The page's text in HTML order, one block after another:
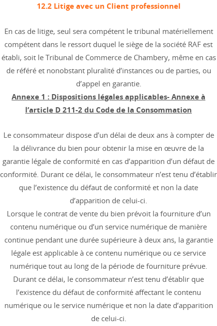
12.2 Litige avec un Client professionnel
En cas de litige, seul sera compétent le tribunal matériellement
compétent dans le ressort duquel le siège de la société RAF est
établi, soit le Tribunal de Commerce de Chambery, même en cas
de référé et nonobstant pluralité d’instances ou de parties, ou
d’appel en garantie.
Annexe 1 : Dispositions légales applicables- Annexe à
l’article D 211-2 du Code de la Consommation
Le consommateur dispose d’un délai de deux ans à compter de
la délivrance du bien pour obtenir la mise en œuvre de la
garantie légale de conformité en cas d’apparition d’un défaut de
conformité. Durant ce délai, le consommateur n’est tenu d’établir
que l’existence du défaut de conformité et non la date
d’apparition de celui-ci.
Lorsque le contrat de vente du bien prévoit la fourniture d’un
contenu numérique ou d’un service numérique de manière
continue pendant une durée supérieure à deux ans, la garantie
légale est applicable à ce contenu numérique ou ce service
numérique tout au long de la période de fourniture prévue.
Durant ce délai, le consommateur n’est tenu d’établir que
l’existence du défaut de conformité affectant le contenu
numérique ou le service numérique et non la date d’apparition
de celui-ci.